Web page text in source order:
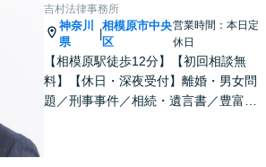
吉村法律事務所
神奈川
県
|
相模原市中央
区
営業時間：本日定
休日
【相模原駅徒歩12分】【初回相談無
料】【休日・深夜受付】離婚・男女問
題／刑事事件／相続・遺言書／豊富な